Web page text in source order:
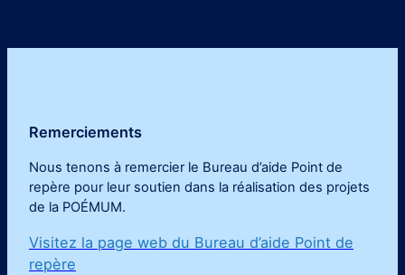
Remerciements
Nous tenons à remercier le Bureau d’aide Point de
repère pour leur soutien dans la réalisation des projets
de la POÉMUM.
Visitez la page web du Bureau d’aide Point de
repère